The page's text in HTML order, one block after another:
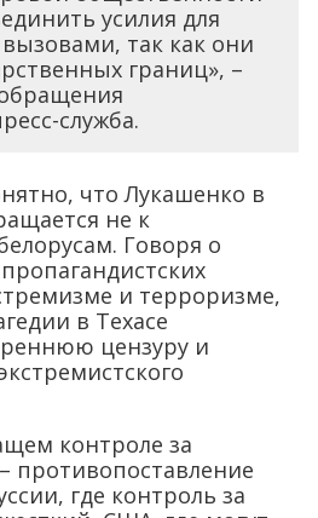
усилия для
так как они
границ», –
служба.
что Лукашенко в
не к
Говоря о
и терроризме,
в Техасе
цензуру и
контроле за
противопоставление
где контроль за